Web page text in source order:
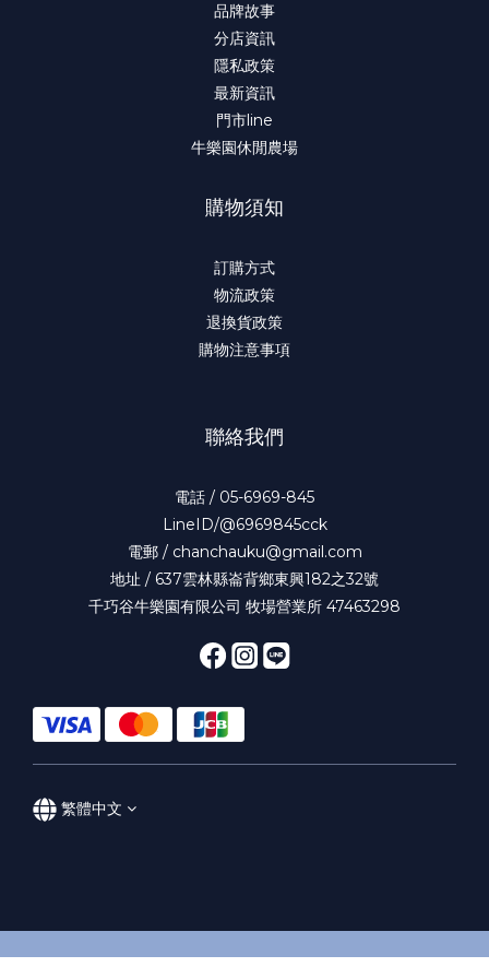
品牌故事
分店資訊
隱私政策
最新資訊
門市line
牛樂園休閒農場
購物須知
訂購方式
物流政策
退換貨政策
購物注意事項
聯絡我們
電話 / 05-6969-845
LineID/@6969845cck
電郵 / chanchauku@gmail.com
地址 / 637雲林縣崙背鄉東興182之32號
千巧谷牛樂園有限公司 牧場營業所 47463298
繁體中文